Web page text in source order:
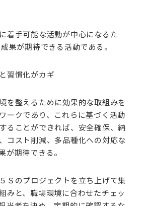
着手可能な活動が中心になるた
果が期待できる活動である。
習慣化がカギ
を整えるために効果的な取組みを
ークであり、これらに基づく活動
ることができれば、安全確保、納
コスト削減、多品種化への対応な
が期待できる。
Ｓのプロジェクトを立ち上げて集
みと、職場環境に合わせたチェッ